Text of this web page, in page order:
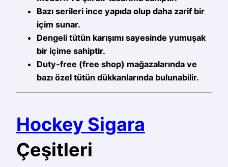
Bazı serileri ince yapıda olup daha zarif bir
içim sunar.
Dengeli tütün karışımı sayesinde yumuşak
bir içime sahiptir.
Duty-free (free shop) mağazalarında ve
bazı özel tütün dükkanlarında bulunabilir.
Hockey Sigara
Çeşitleri